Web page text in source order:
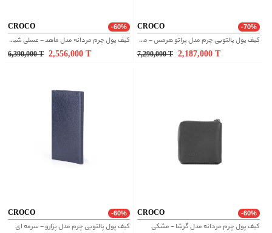
CROCO -60%
کیف پول چرم مردانه مدل ماهد - عسلی شبرو
6,390,000 T 2,556,000
CROCO -70%
کیف پول پالتویی چرم مدل پراتو هرمس - مشکی
7,290,000 T 2,187,000
CROCO -60%
کیف پول پالتویی چرم مدل پزارو - سرمه ای
CROCO -60%
کیف پول چرم مردانه مدل گرشا - مشکی